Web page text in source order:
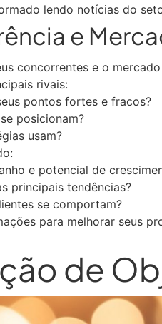
lendo notícias do
e
concorrentes e o
rivais:
pontos fortes e fracos?
posicionam?
usam?
e potencial de
principais tendências?
se comportam?
para melhorar seus
de